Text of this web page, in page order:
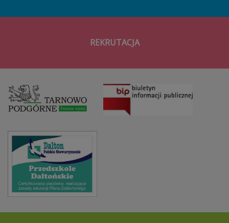
REKRUTACJA